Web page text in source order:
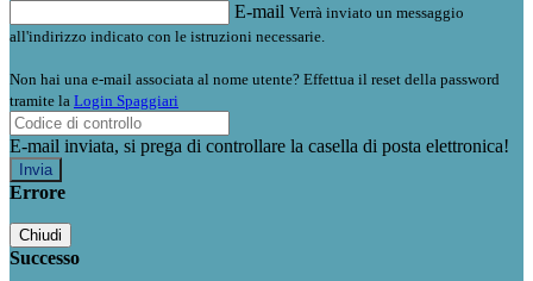
E-mail Verrà inviato un messaggio
all'indirizzo indicato con le istruzioni necessarie.
Non hai una e-mail associata al nome utente? Effettua il reset della password
tramite la Login Spaggiari
E-mail inviata, si prega di controllare la casella di posta elettronica!
Errore
Chiudi
Successo